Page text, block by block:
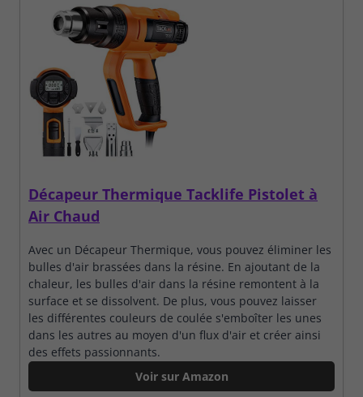
Décapeur Thermique Tacklife Pistolet à
Air Chaud
Avec un Décapeur Thermique, vous pouvez éliminer les
bulles d'air brassées dans la résine. En ajoutant de la
chaleur, les bulles d'air dans la résine remontent à la
surface et se dissolvent. De plus, vous pouvez laisser
les différentes couleurs de coulée s'emboîter les unes
dans les autres au moyen d'un flux d'air et créer ainsi
des effets passionnants.
Voir sur Amazon